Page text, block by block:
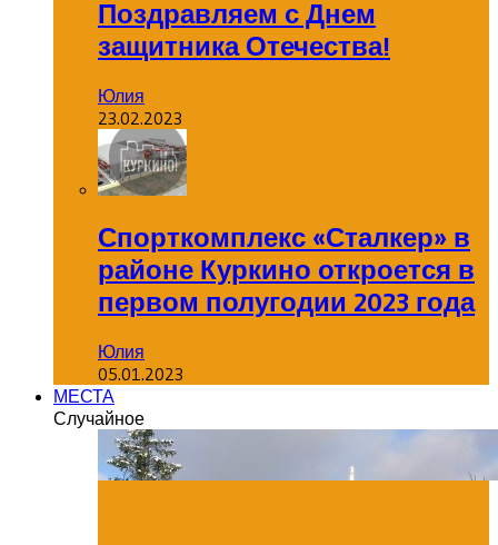
Поздравляем с Днем
защитника Отечества!
Юлия
23.02.2023
Спорткомплекс «Сталкер» в
районе Куркино откроется в
первом полугодии 2023 года
Юлия
05.01.2023
МЕСТА
Случайное